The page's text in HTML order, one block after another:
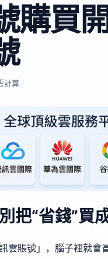
購買
計算
把“省錢”買
雲賬號」，腦子裡就